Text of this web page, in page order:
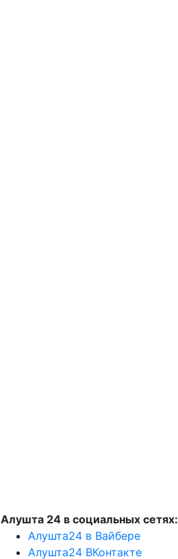
Алушта 24 в социальных сетях:
Алушта24 в Вайбере
Алушта24 ВКонтакте